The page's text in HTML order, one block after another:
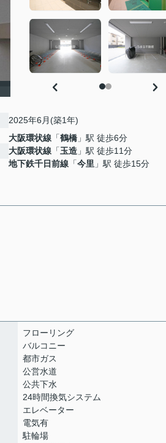
2025年6月(築1年)
大阪環状線 「鶴橋 」駅 徒歩6分
大阪環状線 「玉造 」駅 徒歩11分
地下鉄千日前線 「今里 」駅 徒歩15分
フローリング
バルコニー
都市ガス
公営水道
公共下水
24時間換気システム
エレベーター
電気有
駐輪場